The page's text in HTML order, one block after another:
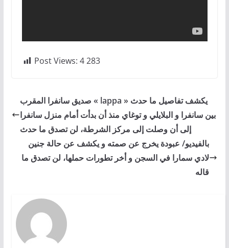
Post Views: 4 283
صديق سانفرا المقرب « lappa » يكشف تفاصيل ما حدث
بين سانفرا و البلايلي و توغاي منذ أن بدأت أمام منزل سانفرا
إلى أن وصلت إلى مركز الشرطة، لن تصدق ما حدث
بالفيديو/ عبودة يخرج عن صمته و يكشف عن حالة جنين
لادي سمارا في السجن و أخر تطورات حملها، لن تصدق ما
قاله